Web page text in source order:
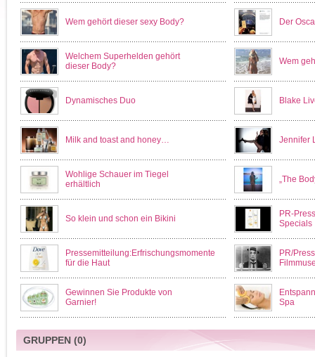
Wem gehört dieser sexy Body? Der
Welchem Superhelden gehört
dieser Body?
Wem
Dynamisches Duo Blake
Milk and toast and honey… Jennifer
Wohlige Schauer im Tiegel
erhältlich
„The
So klein und schon ein Bikini
PR-
Specials
Pressemitteilung:Erfrischungsmomente
für die Haut
PR/
Gewinnen Sie Produkte von
Garnier!
Spa
GRUPPEN(0)